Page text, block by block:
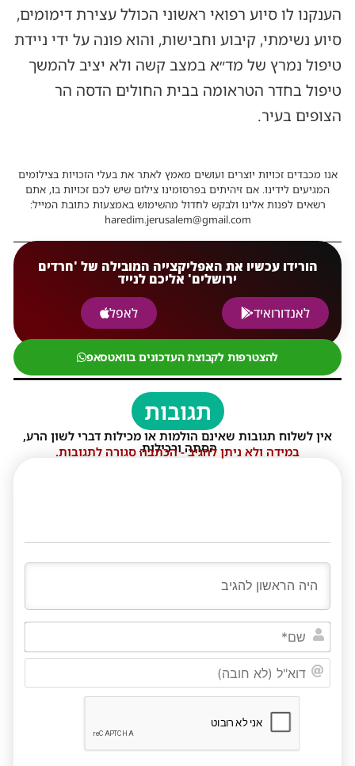
הענקנו לו סיוע רפואי ראשוני הכולל עצירת דימומים,
סיוע נשימתי, קיבוע וחבישות, והוא פונה על ידי ניידת
טיפול נמרץ של מד״א במצב קשה ולא יציב להמשך
טיפול בחדר הטראומה בבית החולים הדסה הר
הצופים בעיר.
אנו מכבדים זכויות יוצרים ועושים מאמץ לאתר את בעלי הזכויות בצילומים
המגיעים לידינו. אם זיהיתים בפרסומינו צילום שיש לכם זכויות בו, אתם
רשאים לפנות אלינו ולבקש לחדול מהשימוש באמצעות כתובת המייל:
haredim.jerusalem@gmail.com
הורידו עכשיו את האפליקצייה המובילה של 'חרדים
ירושלים' אליכם לנייד
לאנדורואיד
לאפל
להצטרפות לקבוצת העדכונים בוואטסאפ
תגובות
אין לשלוח תגובות שאינם הולמות או מכילות דברי לשון הרע,
הסתה ורכילות.
במידה ולא ניתן להגיב - הכתבה סגורה לתגובות.